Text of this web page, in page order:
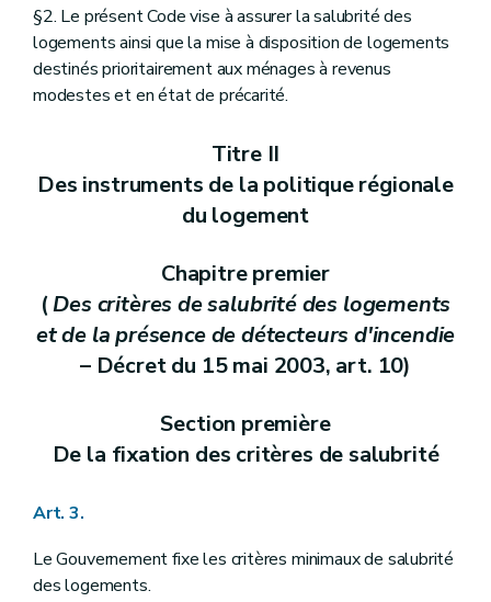
§2. Le présent Code vise à assurer la salubrité des
logements ainsi que la mise à disposition de logements
destinés prioritairement aux ménages à revenus
modestes et en état de précarité.
Titre II
Des instruments de la politique régionale
du logement
Chapitre premier
(Des critères de salubrité des logements
et de la présence de détecteurs d'incendie
– Décret du 15 mai 2003, art. 10)
Section première
De la fixation des critères de salubrité
Art. 3.
Le Gouvernement fixe les critères minimaux de salubrité
des logements.